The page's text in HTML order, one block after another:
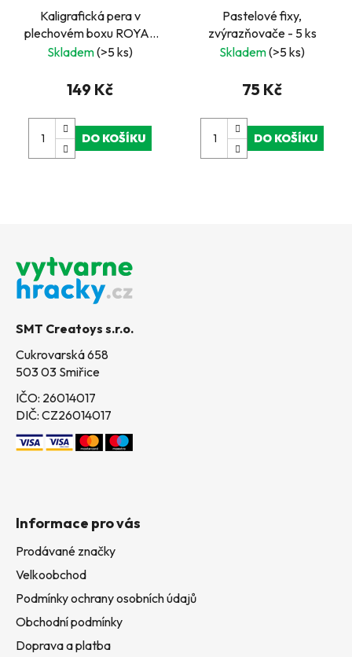
Kaligrafická pera v
plechovém boxu ROYAL
and LANGNICKEL
Skladem(>5 ks)
149 Kč
DO KOŠÍKU
Pastelové fixy,
zvýrazňovače - 5 ks
Skladem(>5 ks)
75 Kč
DO KOŠÍKU
SMT Creatoys s.r.o.
Cukrovarská 658
503 03 Smiřice
IČO: 26014017
DIČ: CZ26014017
Informace pro vás
Prodávané značky
Velkoobchod
Podmínky ochrany osobních údajů
Obchodní podmínky
Doprava a platba